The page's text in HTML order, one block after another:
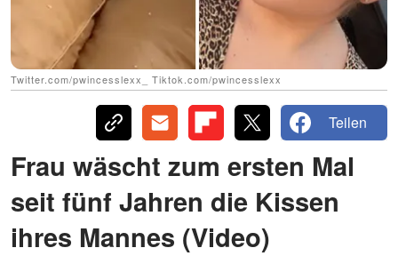
Twitter.com/pwincesslexx_ Tiktok.com/pwincesslexx
Teilen
Frau wäscht zum ersten Mal
seit fünf Jahren die Kissen
ihres Mannes (Video)